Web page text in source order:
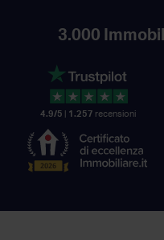
3.000
4.9/5 1.257 recensioni